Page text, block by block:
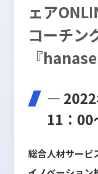
ェア
コーチン
『
― 2022
11：
総合人材サービ